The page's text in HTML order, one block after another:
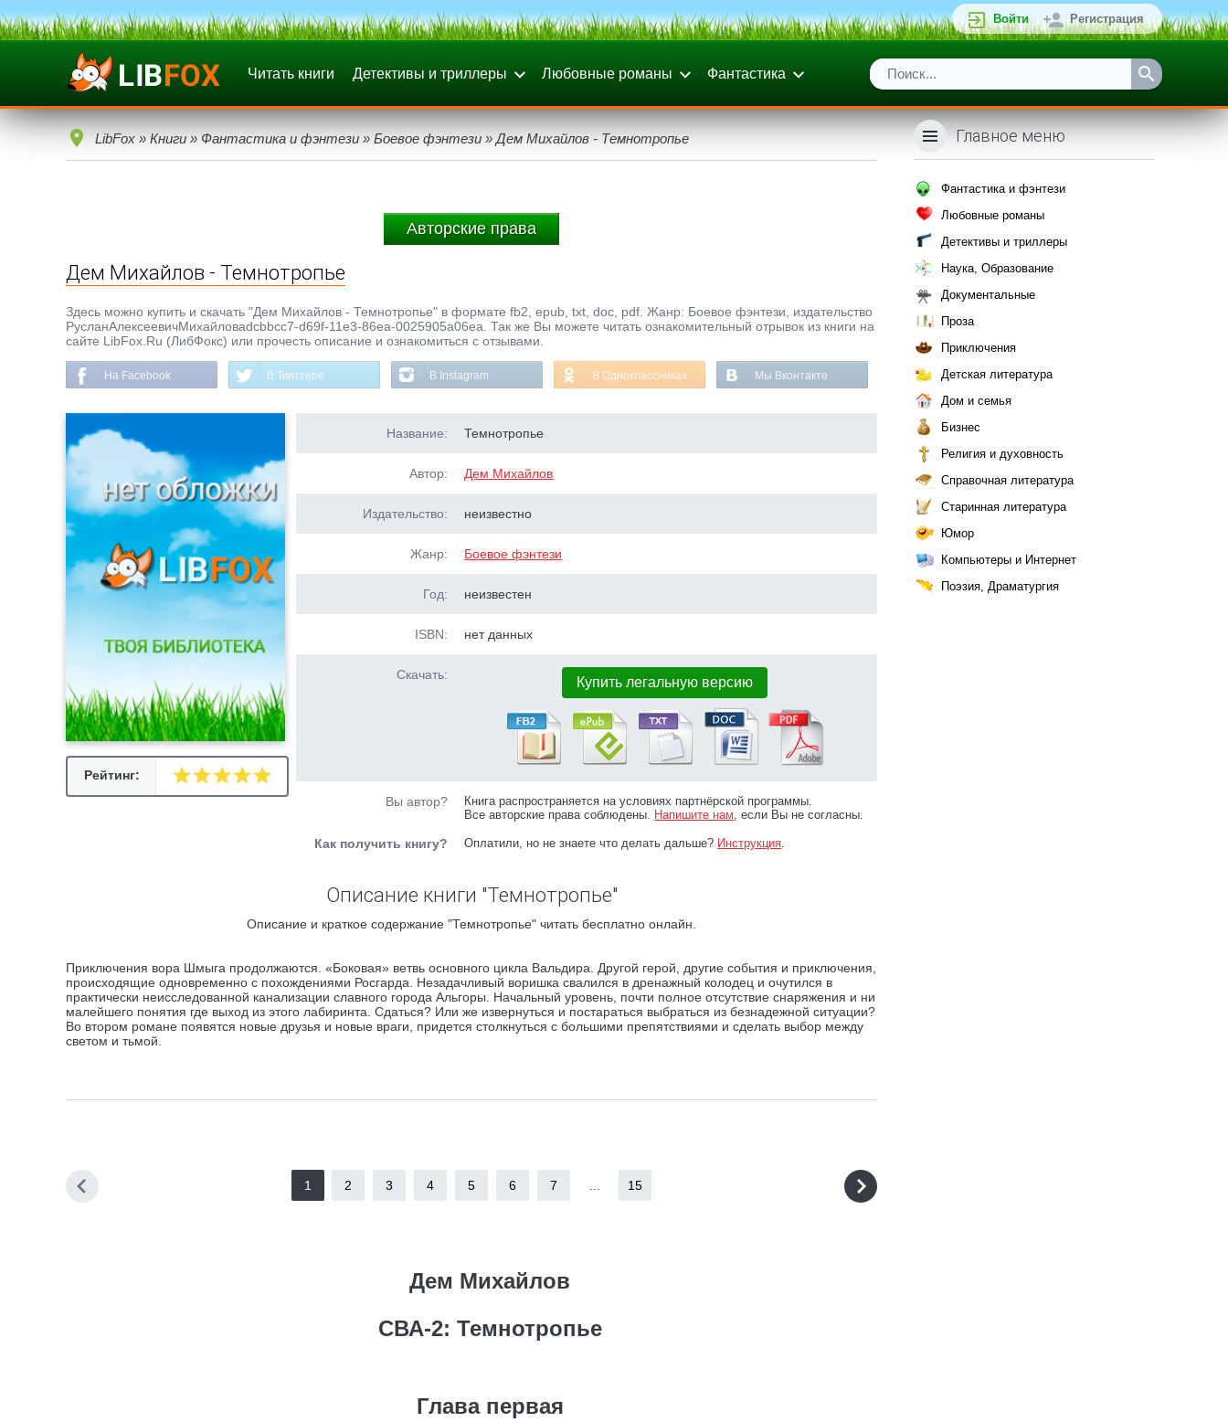
Войти Регистрация
Читать книги Детективы и триллеры Любовные романы Фантастика
LibFox » Книги » Фантастика и фэнтези » Боевое фэнтези » Дем Михайлов - Темнотропье
Авторские права
Дем Михайлов - Темнотропье
Здесь можно купить и скачать "Дем Михайлов - Темнотропье" в формате fb2, epub, txt, doc, pdf. Жанр: Боевое фэнтези, издательство
РусланАлексеевичМихайловadcbbcc7-d69f-11e3-86ea-0025905a06ea. Так же Вы можете читать ознакомительный отрывок из книги на
сайте LibFox.Ru (ЛибФокс) или прочесть описание и ознакомиться с отзывами.
На Facebook В Твиттере В Instagram В Одноклассниках Мы Вконтакте
Рейтинг:
Название: Темнотропье
Автор: Дем Михайлов
Издательство: неизвестно
Жанр: Боевое фэнтези
Год: неизвестен
ISBN: нет данных
Скачать: Купить легальную версию
Вы автор?
Книга распространяется на условиях партнёрской программы.
Все авторские права соблюдены. Напишите нам, если Вы не согласны.
Как получить книгу? Оплатили, но не знаете что делать дальше? Инструкция.
Описание книги "Темнотропье"
Описание и краткое содержание "Темнотропье" читать бесплатно онлайн.
Приключения вора Шмыга продолжаются. «Боковая» ветвь основного цикла Вальдира. Другой герой, другие события и приключения,
происходящие одновременно с похождениями Росгарда. Незадачливый воришка свалился в дренажный колодец и очутился в
практически неисследованной канализации славного города Альгоры. Начальный уровень, почти полное отсутствие снаряжения и ни
малейшего понятия где выход из этого лабиринта. Сдаться? Или же извернуться и постараться выбраться из безнадежной ситуации?
Во втором романе появятся новые друзья и новые враги, придется столкнуться с большими препятствиями и сделать выбор между
светом и тьмой.
1 2 3 4 5 6 7 15
Дем Михайлов
СВА-2: Темнотропье
Глава первая
Главное меню
Фантастика и фэнтези
Любовные романы
Детективы и триллеры
Наука, Образование
Документальные
Проза
Приключения
Детская литература
Дом и семья
Бизнес
Религия и духовность
Справочная литература
Старинная литература
Юмор
Компьютеры и Интернет
Поэзия, Драматургия